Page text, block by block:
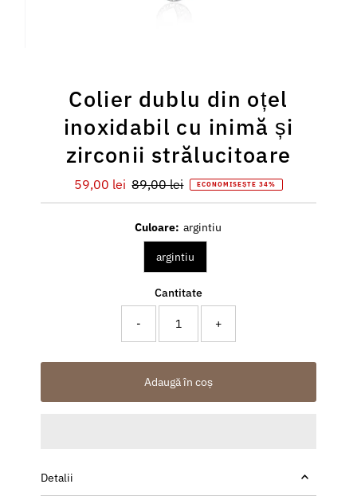
Colier dublu din oțel
inoxidabil cu inimă și
zirconii strălucitoare
Preț
redus
59,00 lei Preț
întreg
89,00 lei ECONOMISEȘTE 34%
Culoare: argintiu
argintiu
Cantitate
- +
Adaugă în coș
Detalii